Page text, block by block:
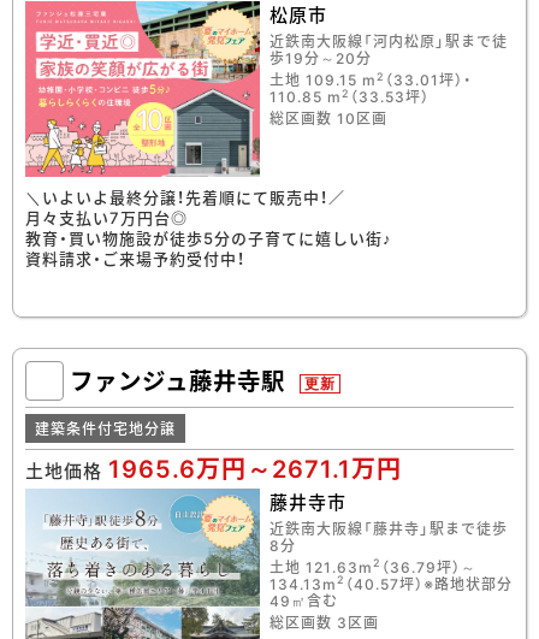
松原市
近鉄南大阪線「河内松原」駅まで徒
歩19分～20分
土地 109.15 m 2 （33.01坪）・
110.85 m 2 （33.53坪）
総区画数 10区画
＼いよいよ最終分譲！先着順にて販売中！／
月々支払い7万円台◎
教育・買い物施設が徒歩5分の子育てに嬉しい街♪
資料請求・ご来場予約受付中！
ファンジュ藤井寺駅 更新
建築条件付宅地分譲
土地価格 1965.6万円～2671.1万円
藤井寺市
近鉄南大阪線「藤井寺」駅まで徒歩
8分
土地 121.63m2 （36.79坪）～
134.13m2 （40.57坪）※路地状部分
49㎡含む
総区画数 3区画